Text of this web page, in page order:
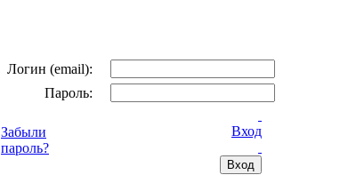
Логин (email):
Пароль:
Забыли
пароль?
Вход